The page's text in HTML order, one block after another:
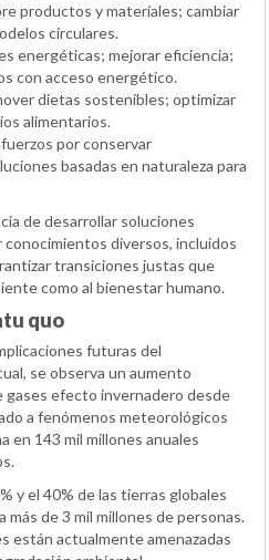
productos y materiales; cambiar
circulares.
energéticas; mejorar eficiencia;
con acceso energético.
dietas sostenibles; optimizar
alimentarios.
por conservar
basadas en naturaleza para
de desarrollar soluciones
diversos, incluidos
transiciones justas que
como al bienestar humano.
quo
futuras del
se observa un aumento
gases efecto invernadero desde
a fenómenos meteorológicos
en 143 mil millones anuales
y el 40% de las tierras globales
de 3 mil millones de personas.
están actualmente amenazadas